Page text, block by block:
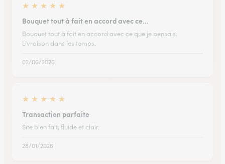
★ ★ ★ ★ ★
Bouquet tout à fait en accord avec ce…
Bouquet tout à fait en accord avec ce que je pensais.
Livraison dans les temps.
02/06/2026
★ ★ ★ ★ ★
Transaction parfaite
Site bien fait, fluide et clair.
28/01/2026